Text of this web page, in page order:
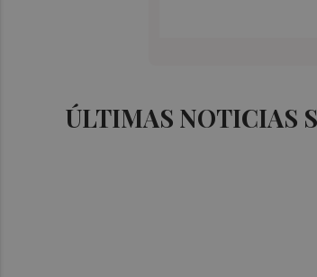
ÚLTIMAS NOTICIAS